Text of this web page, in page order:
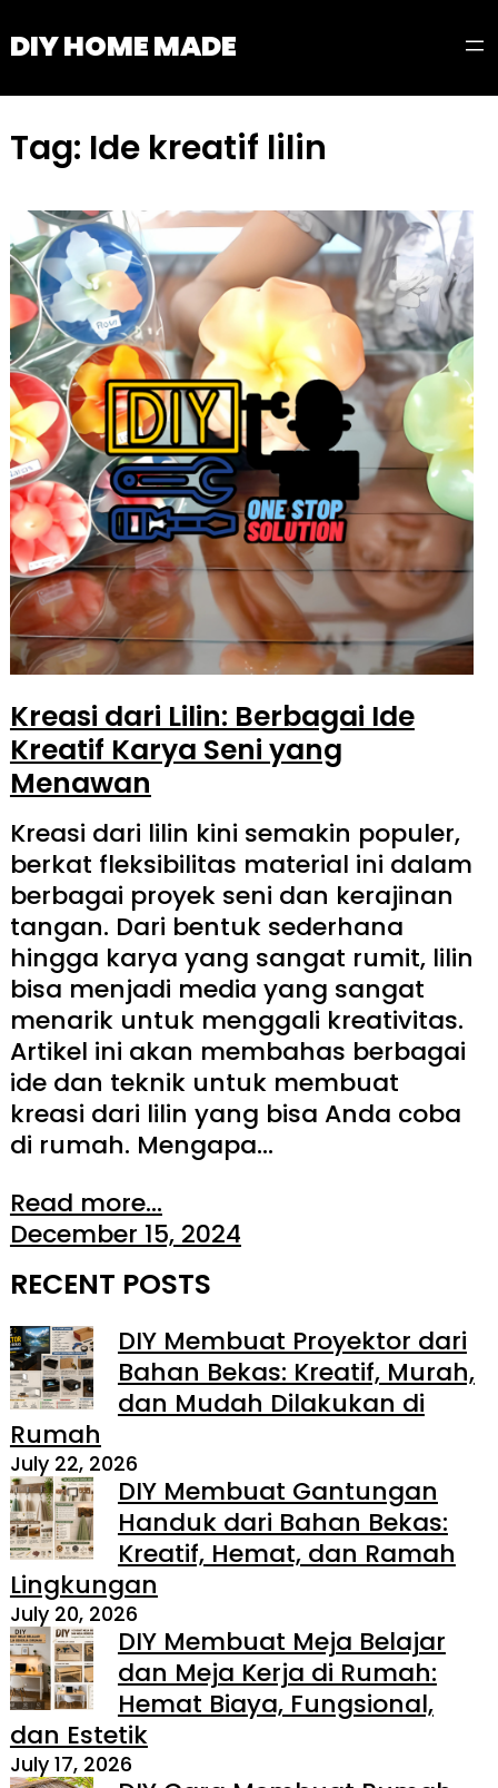
toDIY HOME MADE
Tag: Ide kreatif lilin
Kreasi dari Lilin: Berbagai Ide
Kreatif Karya Seni yang
Menawan
Kreasi dari lilin kini semakin populer,
berkat fleksibilitas material ini dalam
berbagai proyek seni dan kerajinan
tangan. Dari bentuk sederhana
hingga karya yang sangat rumit, lilin
bisa menjadi media yang sangat
menarik untuk menggali kreativitas.
Artikel ini akan membahas berbagai
ide dan teknik untuk membuat
kreasi dari lilin yang bisa Anda coba
di rumah. Mengapa…
Read more...
December 15, 2024
RECENT POSTS
DIY Membuat Proyektor dari
Bahan Bekas: Kreatif, Murah,
dan Mudah Dilakukan di
Rumah
July 22, 2026
DIY Membuat Gantungan
Handuk dari Bahan Bekas:
Kreatif, Hemat, dan Ramah
Lingkungan
July 20, 2026
DIY Membuat Meja Belajar
dan Meja Kerja di Rumah:
Hemat Biaya, Fungsional,
dan Estetik
July 17, 2026